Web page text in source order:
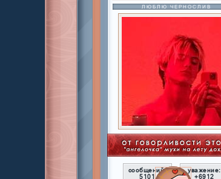
ЛЮБЛЮ ЧЕРНОСЛИВ
сообщений:
5101
уважение:
+6912